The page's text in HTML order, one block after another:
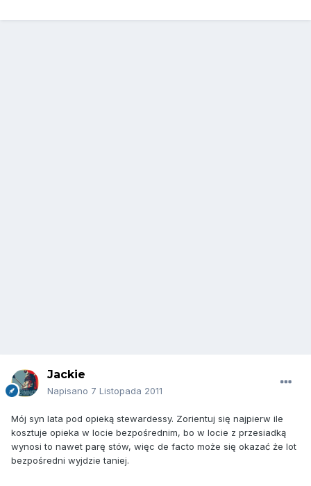
Jackie
Napisano 7 Listopada 2011
Mój syn lata pod opieką stewardessy. Zorientuj się najpierw ile
kosztuje opieka w locie bezpośrednim, bo w locie z przesiadką
wynosi to nawet parę stów, więc de facto może się okazać że lot
bezpośredni wyjdzie taniej.